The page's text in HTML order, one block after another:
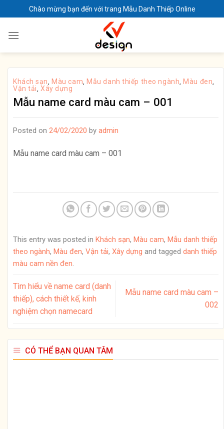
to
content
Chào mừng bạn đến với trang Mẫu Danh Thiếp Online
Khách sạn, Màu cam, Mẫu danh thiếp theo ngành, Màu đen,
Vận tải,Xây dựng
Mẫu name card màu cam – 001
Posted on 24/02/2020 by admin
Mẫu name card màu cam – 001
This entry was posted in Khách sạn, Màu cam, Mẫu danh thiếp
theo ngành, Màu đen, Vận tải, Xây dựng and tagged danh thiếp
màu cam nền đen.
Tìm hiểu về name card (danh
thiếp), cách thiết kế, kinh
nghiệm chọn namecard
Mẫu name card màu cam –
002
CÓ THỂ BẠN QUAN TÂM